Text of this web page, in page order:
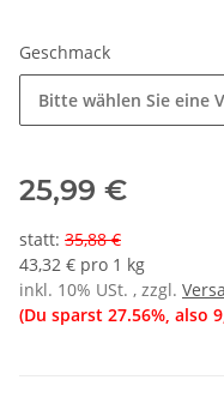
Geschmack
Bitte wählen Sie eine
25,99 €
statt: 35,88 €
43,32 € pro 1 kg
inkl. 10% USt. , zzgl.
(Du sparst 27.56%, also